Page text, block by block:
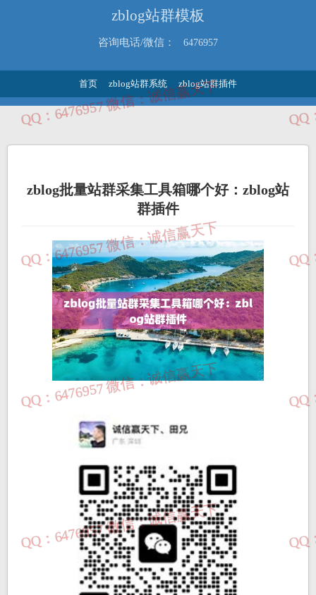
zblog站群模板
咨询电话/微信： 6476957
首页 zblog站群系统 zblog站群插件
zblog批量站群采集工具箱哪个好：zblog站
群插件